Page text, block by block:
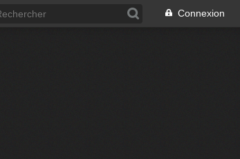
Connexion